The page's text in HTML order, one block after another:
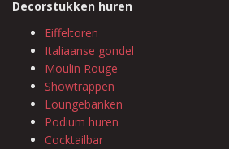
Decorstukken huren
Eiffeltoren
Italiaanse gondel
Moulin Rouge
Showtrappen
Loungebanken
Podium huren
Cocktailbar